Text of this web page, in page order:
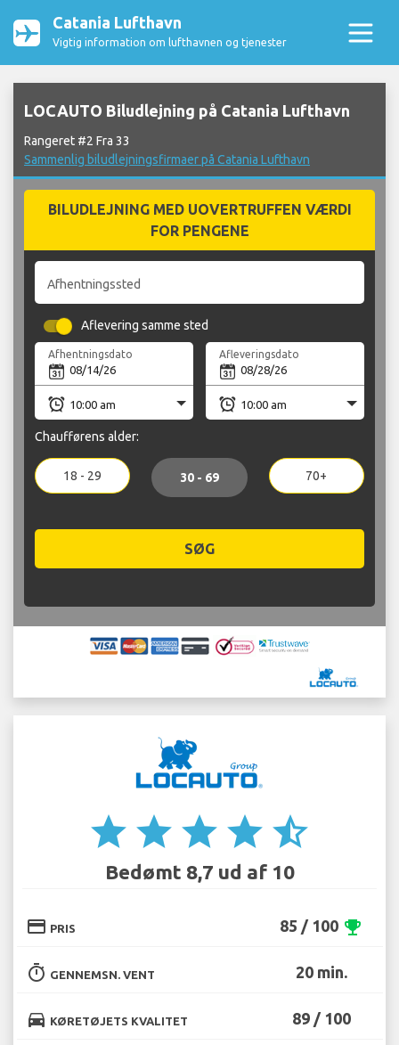
Catania Lufthavn
Vigtig information om lufthavnen og tjenester
LOCAUTO Biludlejning på Catania Lufthavn
Rangeret #2 Fra 33
Sammenlig biludlejningsfirmaer på Catania Lufthavn
BILUDLEJNING MED UOVERTRUFFEN VÆRDI
FOR PENGENE
Afhentningssted
Aflevering samme sted
Afhentningsdato Afleveringsdato
Chaufførens alder:
18 - 29 30 - 69 70+
SØG
star star star star star_half
Bedømt 8,7 ud af 10
credit_card PRIS 85 / 100 emoji_events
timer GENNEMSN. VENT 20 min.
directions_car KØRETØJETS KVALITET 89 / 100